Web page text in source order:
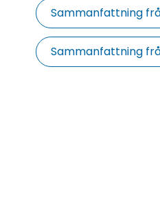
Sammanfattning
Sammanfattning